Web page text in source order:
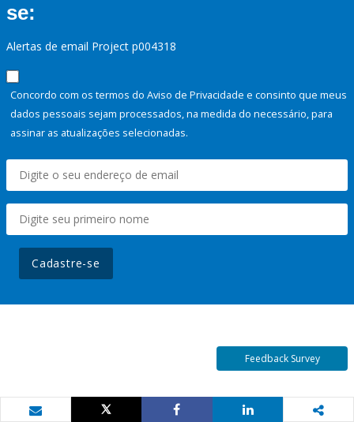
se:
Alertas de email Project p004318
Concordo com os termos do Aviso de Privacidade e consinto que meus
dados pessoais sejam processados, na medida do necessário, para
assinar as atualizações selecionadas.
Cadastre-se
Feedback Survey